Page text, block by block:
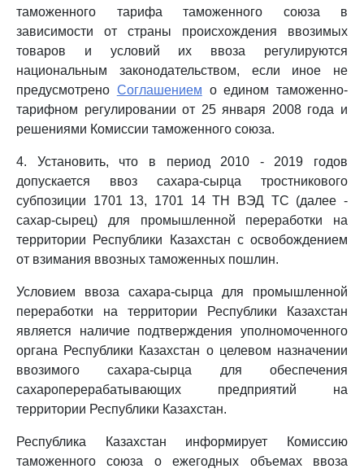
таможенного тарифа таможенного союза в
зависимости от страны происхождения ввозимых
товаров и условий их ввоза регулируются
национальным законодательством, если иное не
предусмотрено Соглашением о едином таможенно-
тарифном регулировании от 25 января 2008 года и
решениями Комиссии таможенного союза.
4. Установить, что в период 2010 - 2019 годов
допускается ввоз сахара-сырца тростникового
субпозиции 1701 13, 1701 14 ТН ВЭД ТС (далее -
сахар-сырец) для промышленной переработки на
территории Республики Казахстан с освобождением
от взимания ввозных таможенных пошлин.
Условием ввоза сахара-сырца для промышленной
переработки на территории Республики Казахстан
является наличие подтверждения уполномоченного
органа Республики Казахстан о целевом назначении
ввозимого сахара-сырца для обеспечения
сахароперерабатывающих предприятий на
территории Республики Казахстан.
Республика Казахстан информирует Комиссию
таможенного союза о ежегодных объемах ввоза